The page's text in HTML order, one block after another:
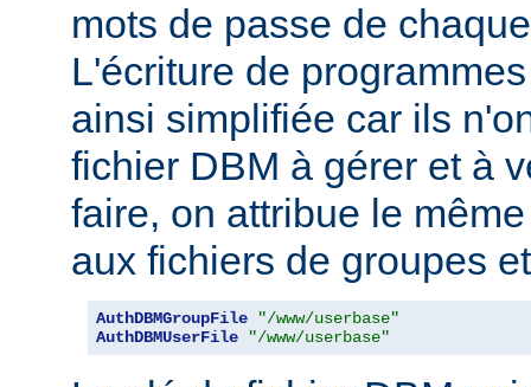
mots de passe de
L'écriture de
ainsi simplifiée car ils
fichier DBM à gérer et à
faire, on attribue le
aux fichiers de groupes
AuthDBMGroupFile
"/www/userbase"
AuthDBMUserFile
"/www/userbase"